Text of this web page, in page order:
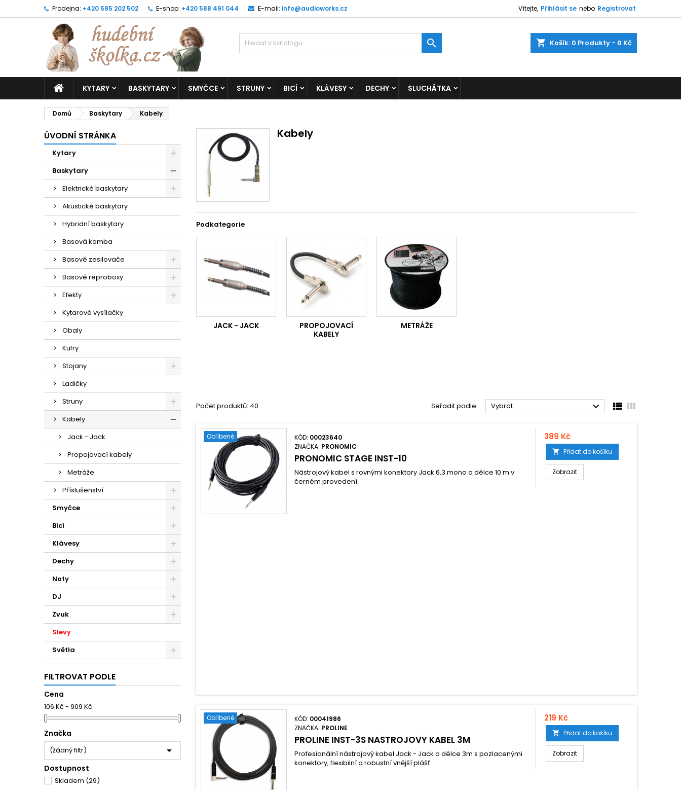
Prodejna: +420 585 202 502 E-shop: +420 588 491 044 E-mail: info@audioworks.cz Vítejte, Přihlásit se nebo Registrovat
shopping_cart Košík: 0 Produkty - 0 Kč

KYTARY BASKYTARY SMYČCE STRUNY BICÍ KLÁVESY DECHY SLUCHÁTKA
Domů Baskytary Kabely
ÚVODNÍ STRÁNKA
Kytary
Baskytary
Elektrické baskytary
Akustické baskytary
Hybridní baskytary
Basová komba
Basové zesilovače
Basové reproboxy
Efekty
Kytarové vysílačky
Obaly
Kufry
Stojany
Ladičky
Struny
Kabely
Jack - Jack
Propojovací kabely
Metráže
Příslušenství
Smyčce
Bicí
Klávesy
Dechy
Noty
DJ
Zvuk
Slevy
Světla
FILTROVAT PODLE
Cena
106 Kč - 909 Kč
Značka
(žádný filtr) 
Dostupnost
Skladem (29)
Kabely
Podkategorie
JACK - JACK
PROPOJOVACÍ
KABELY
METRÁŽE
Počet produktů: 40 Seřadit podle: Vybrat   
Oblíbené KÓD: 00023640
ZNAČKA: PRONOMIC
PRONOMIC STAGE INST-10
Nástrojový kabel s rovnými konektory Jack 6,3 mono o délce 10 m v
černém provedení.
389 Kč
 Přidat do košíku
Zobrazit
Oblíbené KÓD: 00041986
ZNAČKA: PROLINE
PROLINE INST-3S NÁSTROJOVÝ KABEL 3M
Profesionální nástrojový kabel Jack - Jack o délce 3m s pozlacenými
konektory, flexibilní a robustní vnější plášť.
219 Kč
 Přidat do košíku
Zobrazit